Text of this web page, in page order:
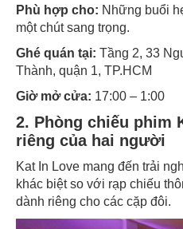
Phù hợp cho: Những buổi
một chút sang trọng.
Ghé quán tại: Tầng 2, 33
Thành, quận 1, TP.HCM
Giờ mở cửa: 17:00 – 1:00
2. Phòng chiếu phim
riêng của hai người
Kat In Love mang đến trải
khác biệt so với rạp chiếu
dành riêng cho các cặp đôi.